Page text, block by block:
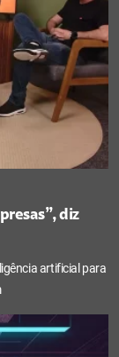
diz
artificial para